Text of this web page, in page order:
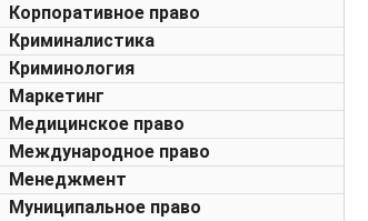
Корпоративное право
Криминалистика
Криминология
Маркетинг
Медицинское право
Международное право
Менеджмент
Муниципальное право